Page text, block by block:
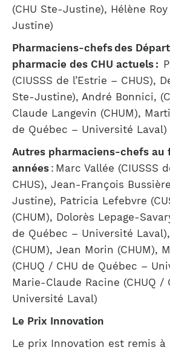
(CHU Ste-Justine), Hélène
Justine)
Pharmaciens-chefs des
pharmacie des CHU actuels :
(CIUSSS de l’Estrie – CHUS),
Ste-Justine), André Bonnici,
Claude Langevin (CHUM),
de Québec – Université Laval)
Autres pharmaciens-chefs au
années : Marc Vallée (CIUSSS
CHUS), Jean-François
Justine), Patricia Lefebvre
(CHUM), Dolorès Lepage-
de Québec – Université
(CHUM), Jean Morin (CHUM),
(CHUQ / CHU de Québec –
Marie-Claude Racine (CHUQ /
Université Laval)
Le Prix Innovation
Le prix Innovation est remis à